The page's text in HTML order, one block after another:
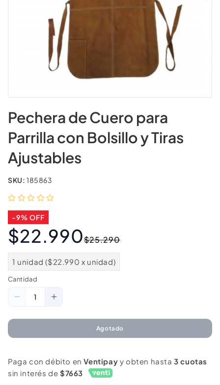
Pechera de Cuero para
Parrilla con Bolsillo y Tiras
Ajustables
SKU: 185863
-9% OFF
$25.290
$22.990
1 unidad ($22.990 x unidad)
Cantidad
Cantidad
Reducir
Cuero
Aumentar
Cuero
Agotado
Paga con débito enVentipay y obten hasta3 cuotas
sin interés de $7663